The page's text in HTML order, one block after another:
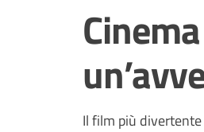
Il film più